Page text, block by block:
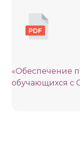
«Обеспечение
обучающихся с